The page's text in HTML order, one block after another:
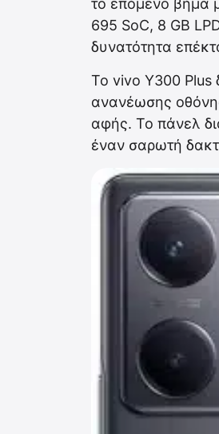
το επόμενο βήμα
695 SoC, 8 GB
δυνατότητα
Το vivo Y300 Plus
ανανέωσης
αφής. Το πάνελ
έναν σαρωτή